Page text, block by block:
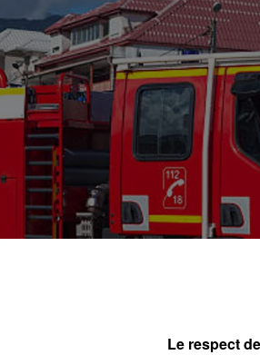
Le respect